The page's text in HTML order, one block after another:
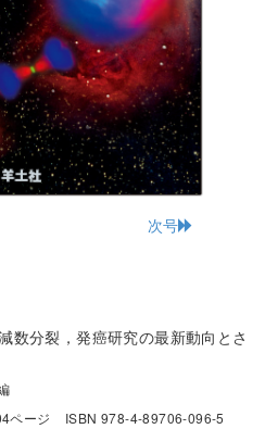
次号
数分裂，発癌研究の最新動向とさ
ページ ISBN 978-4-89706-096-5